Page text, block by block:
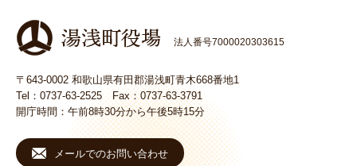
法人番号7000020303615
〒643-0002 和歌山県有田郡湯浅町青木668番地1
Tel：0737-63-2525 Fax：0737-63-3791
開庁時間：午前8時30分から午後5時15分
メールでのお問い合わせ